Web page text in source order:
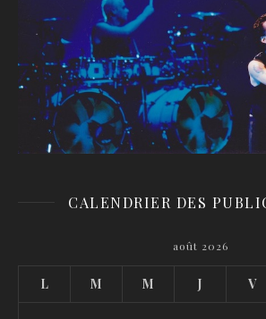
CALENDRIER DES
août 2026
L M M J V